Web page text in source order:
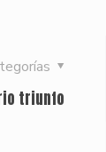
triunfo